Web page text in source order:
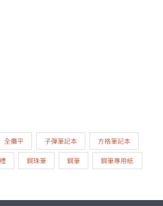
全攤平 子彈筆記本 方格筆記本
鋼珠筆 鋼筆 鋼筆專用紙